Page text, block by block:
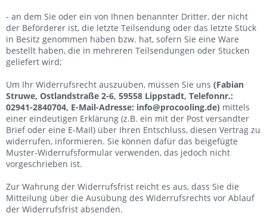
- an dem Sie oder ein von Ihnen benannter Dritter, der nicht
der Beförderer ist, die letzte Teilsendung oder das letzte Stück
in Besitz genommen haben bzw. hat, sofern Sie eine Ware
bestellt haben, die in mehreren Teilsendungen oder Stücken
geliefert wird;
Um Ihr Widerrufsrecht auszuüben, müssen Sie uns (Fabian
Struwe, Ostlandstraße 2-6, 59558 Lippstadt, Telefonnr.:
02941-2840704, E-Mail-Adresse: info@procooling.de) mittels
einer eindeutigen Erklärung (z.B. ein mit der Post versandter
Brief oder eine E-Mail) über Ihren Entschluss, diesen Vertrag zu
widerrufen, informieren. Sie können dafür das beigefügte
Muster-Widerrufsformular verwenden, das jedoch nicht
vorgeschrieben ist.
Zur Wahrung der Widerrufsfrist reicht es aus, dass Sie die
Mitteilung über die Ausübung des Widerrufsrechts vor Ablauf
der Widerrufsfrist absenden.